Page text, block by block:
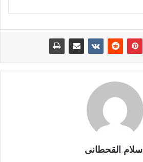
اسلام القحطانى